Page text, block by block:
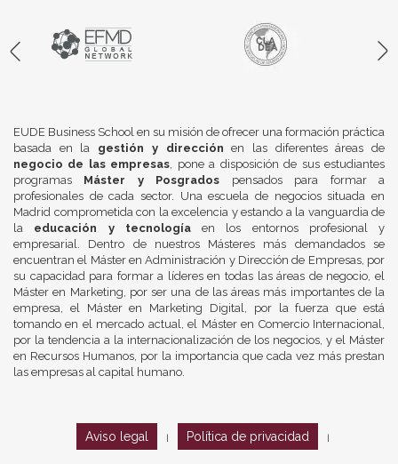
EUDE Business School en su misión de ofrecer una formación práctica
basada en la gestión y dirección en las diferentes áreas de
negocio de las empresas, pone a disposición de sus estudiantes
programas Máster y Posgrados pensados para formar a
profesionales de cada sector. Una escuela de negocios situada en
Madrid comprometida con la excelencia y estando a la vanguardia de
la educación y tecnologíaen los entornos profesional y
empresarial. Dentro de nuestros Másteres más demandados se
encuentran el Máster en Administración y Dirección de Empresas, por
su capacidad para formar a líderes en todas las áreas de negocio, el
Máster en Marketing, por ser una de las áreas más importantes de la
empresa, el Máster en Marketing Digital, por la fuerza que está
tomando en el mercado actual, el Máster en Comercio Internacional,
por la tendencia a la internacionalización de los negocios, y el Máster
en Recursos Humanos, por la importancia que cada vez más prestan
las empresas al capital humano.
Aviso legal Política de privacidad